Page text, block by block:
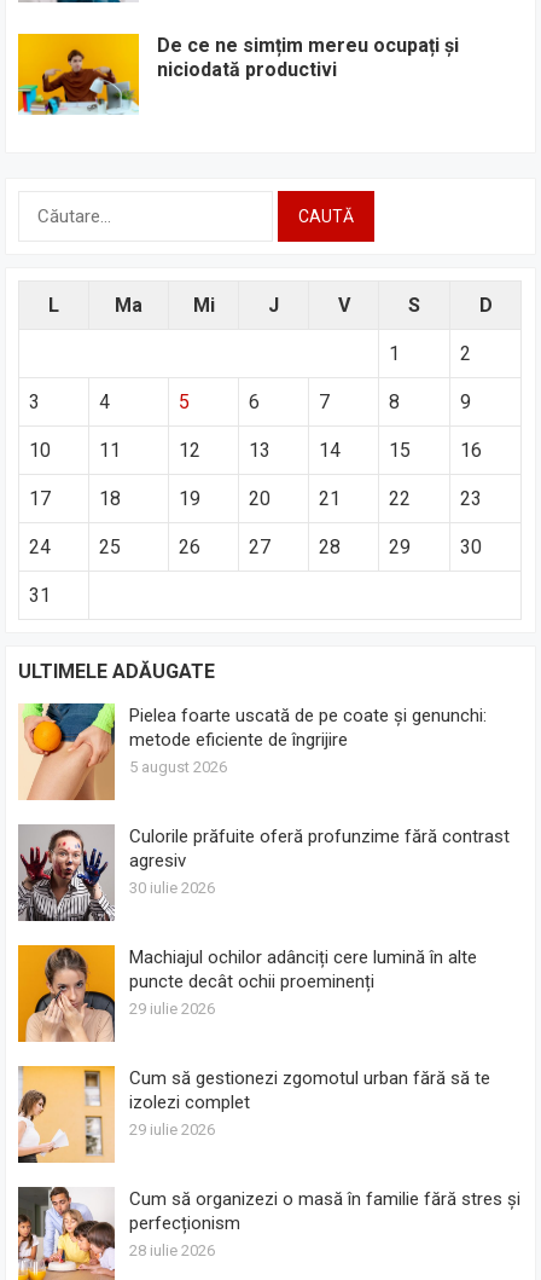
De ce ne simțim mereu ocupați și
niciodată productivi
Caută
L Ma Mi J V S D
1 2
3 4 5 6 7 8 9
10 11 12 13 14 15 16
17 18 19 20 21 22 23
24 25 26 27 28 29 30
31
ULTIMELE ADĂUGATE
Pielea foarte uscată de pe coate și genunchi:
metode eficiente de îngrijire
5 august 2026
Culorile prăfuite oferă profunzime fără contrast
agresiv
30 iulie 2026
Machiajul ochilor adânciți cere lumină în alte
puncte decât ochii proeminenți
29 iulie 2026
Cum să gestionezi zgomotul urban fără să te
izolezi complet
29 iulie 2026
Cum să organizezi o masă în familie fără stres și
perfecționism
28 iulie 2026